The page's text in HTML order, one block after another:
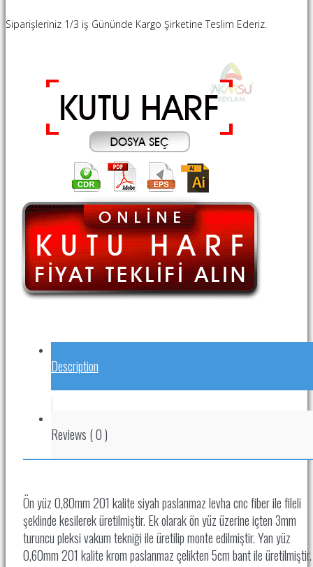
Siparişleriniz 1/3 iş Gününde Kargo Şirketine Teslim Ederiz.
Description
.
Reviews (0)
Ön yüz 0,80mm 201 kalite siyah paslanmaz levha cnc fiber ile fileli
şeklinde kesilerek üretilmiştir. Ek olarak ön yüz üzerine içten 3mm
turuncu pleksi vakum tekniği ile üretilip monte edilmiştir. Yan yüz
0,60mm 201 kalite krom paslanmaz çelikten 5cm bant ile üretilmiştir.